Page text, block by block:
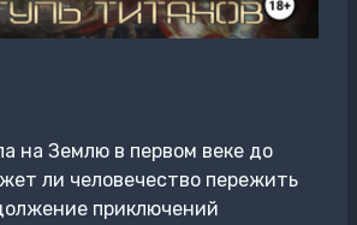
на Землю в первом веке до
ли человечество пережить
приключений